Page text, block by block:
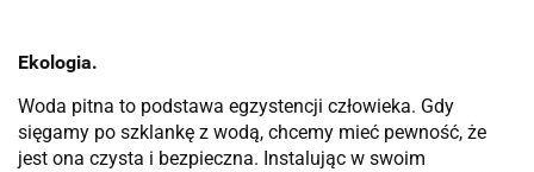
Ekologia.
Woda pitna to podstawa egzystencji człowieka. Gdy
sięgamy po szklankę z wodą, chcemy mieć pewność, że
jest ona czysta i bezpieczna. Instalując w swoim